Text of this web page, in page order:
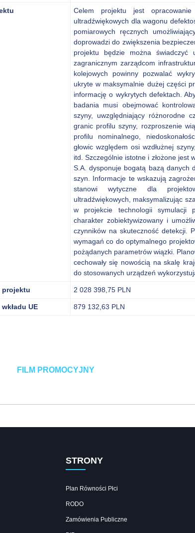
Celem projektu jest opracowanie
ultradźwiękowych dla wagonu
pomiarowych ręcznych
doprowadzi do zwiększenia
projektu będzie można świadczyć
zagranicznym zarządcom
kolejowych powinny pozwalać
ukryte w maksymalnie dużej części
informację o wykrytych defektach.
badania musi obejmować
szyny, uwzględniający różnorodne
granic profilu szyny, rozproszenie
profilu nominalnego,
głowic względem osi wzdłużnej
itd. Szczególnie istotne i złożone jest
S.A. dysponuje bogatą bazą danych
szyn. Informacje te wskazują
stanowi wytyczne dla
ultradźwiękowych, maksymalizując
w projekcie technologii symulacji
charakter zobiektywizowany i
czynników na skuteczność detekcji.
wymagań co do optymalnego
pożądanych parametrów wiązki.
cechowały się nowością na skalę
do stosowanych urządzeń
projektu 2 028 398,75 PLN
UE 879 132,63 PLN
FILM PROMOCYJNY
STRONY
Plan Równości Płci
RODO
Zamówienia Publiczne